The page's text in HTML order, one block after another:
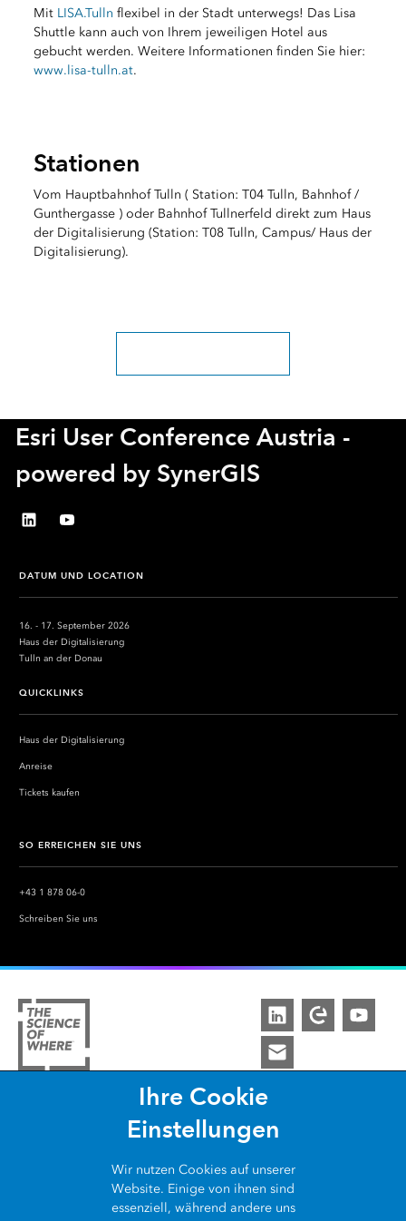
Mit LISA.Tulln flexibel in der Stadt unterwegs! Das Lisa
Shuttle kann auch von Ihrem jeweiligen Hotel aus
gebucht werden. Weitere Informationen finden Sie hier:
www.lisa-tulln.at.
Stationen
Vom Hauptbahnhof Tulln ( Station: T04 Tulln, Bahnhof /
Gunthergasse ) oder Bahnhof Tullnerfeld direkt zum Haus
der Digitalisierung (Station: T08 Tulln, Campus/ Haus der
Digitalisierung).
Esri User Conference Austria -
powered by SynerGIS
LinkedInYouTube
DATUM UND LOCATION
16. - 17. September 2026
Haus der Digitalisierung
Tulln an der Donau
QUICKLINKS
Haus der Digitalisierung
Anreise
Tickets kaufen
SO ERREICHEN SIE UNS
+43 1 878 06-0
Schreiben Sie uns
Ihre Cookie
Einstellungen
Wir nutzen Cookiesauf unserer
Website. Einige von ihnen sind
essenziell, während andere uns